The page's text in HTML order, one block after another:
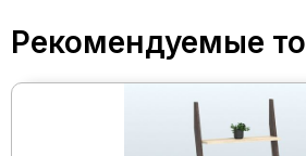
Рекомендуемые